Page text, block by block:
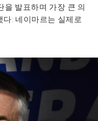
을 발표하며 가장 큰 의
: 네이마르는 실제로